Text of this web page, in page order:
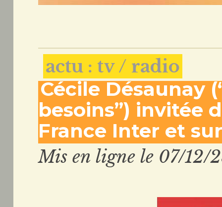
actu : tv / radio
Cécile Désaunay
besoins”) invitée
France Inter et
Mis en ligne le 07/12/